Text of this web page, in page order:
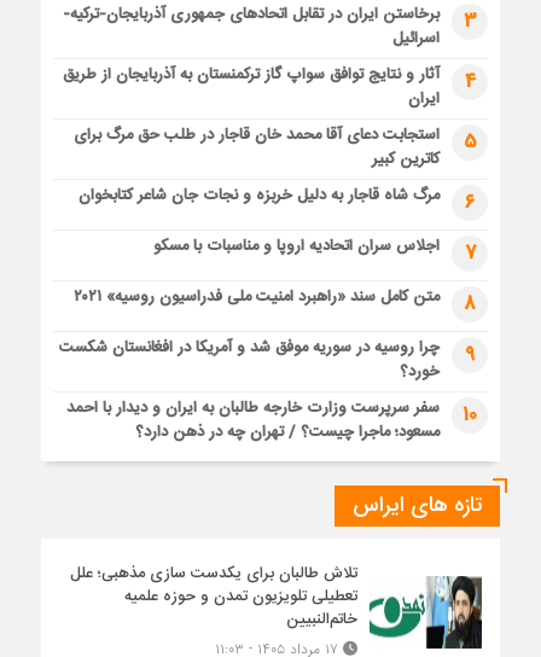
3
برخاستن ایران در تقابل اتحادهای جمهوری آذربایجان-ترکیه-
اسرائیل
4
آثار و نتایج توافق سواپ گاز ترکمنستان به آذربایجان از طریق
ایران
5
استجابت دعای آقا محمد خان قاجار در طلب حق مرگ برای
کاترین کبیر
6 مرگ شاه قاجار به دلیل خربزه و نجات جان شاعر کتابخوان
7 اجلاس سران اتحادیه اروپا و مناسبات با مسکو
8 متن کامل سند «راهبرد امنیت ملی فدراسیون روسیه» ۲۰۲۱
9
چرا روسیه در سوریه موفق شد و آمریکا در افغانستان شکست
خورد؟
10
سفر سرپرست وزارت خارجه طالبان به ایران و دیدار با احمد
مسعود؛ ماجرا چیست؟ / تهران چه در ذهن دارد؟
تازه های ایراس
تلاش طالبان برای یکدست سازی مذهبی؛ علل
تعطیلی تلویزیون تمدن و حوزه علمیه
خاتم‌النبیین